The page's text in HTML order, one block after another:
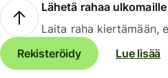
Lähetä rahaa
Laita raha kiertämään,
Rekisteröidy
Lue lisää